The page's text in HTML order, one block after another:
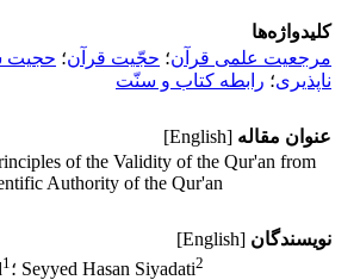
کلیدواژه‌ها
مرجعیت علمی قرآن؛ حجّیت قرآن؛ حجیت
ناپذیری؛ رابطه کتاب و سنّت
عنوان مقاله [English]
of the Validity of the Qur'an from
Authority of the Qur'an
نویسندگان [English]
1 ؛ Seyyed Hasan Siyadati2